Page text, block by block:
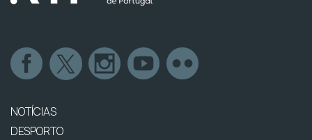
NOTÍCIAS
DESPORTO